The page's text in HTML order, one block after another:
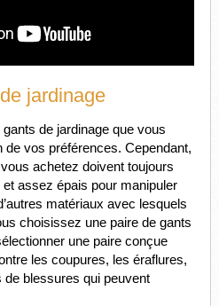
jardinage
de jardinage que vous
de vos préférences. Cependant,
achetez doivent toujours
assez épais pour manipuler
matériaux avec lesquels
choisissez une paire de gants
une paire conçue
les coupures, les éraflures,
blessures qui peuvent